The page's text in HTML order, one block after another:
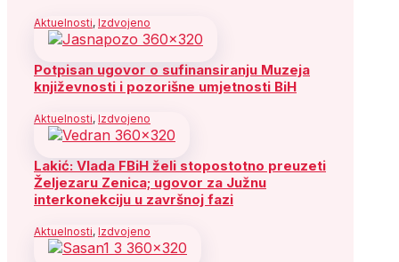
Aktuelnosti, Izdvojeno
Potpisan ugovor o sufinansiranju Muzeja
književnosti i pozorišne umjetnosti BiH
Aktuelnosti, Izdvojeno
Lakić: Vlada FBiH želi stopostotno preuzeti
Željezaru Zenica; ugovor za Južnu
interkonekciju u završnoj fazi
Aktuelnosti, Izdvojeno